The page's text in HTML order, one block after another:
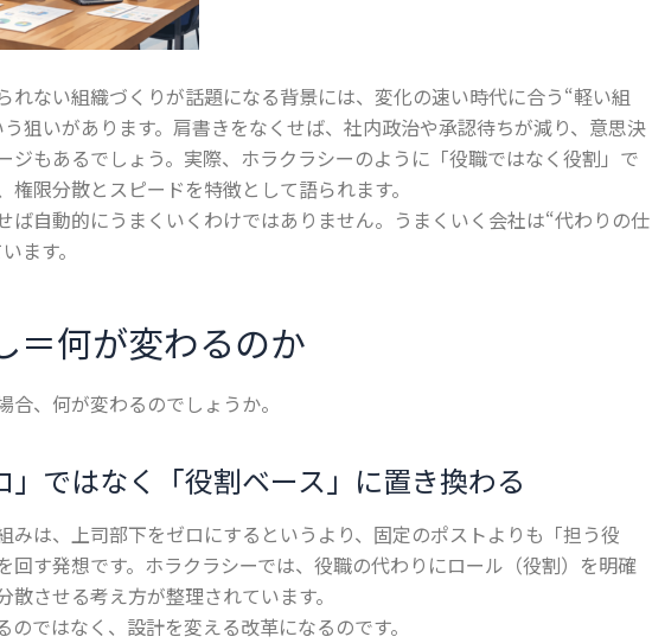
れない組織づくりが話題になる背景には、変化の速い時代に合う“軽い組
狙いがあります。肩書きをなくせば、社内政治や承認待ちが減り、意思決
ジもあるでしょう。実際、ホラクラシーのように「役職ではなく役割」で
権限分散とスピードを特徴として語られます。
ば自動的にうまくいくわけではありません。うまくいく会社は“代わりの仕
ます。
＝何が変わるのか
合、何が変わるのでしょうか。
」ではなく「役割ベース」に置き換わる
みは、上司部下をゼロにするというより、固定のポストよりも「担う役
回す発想です。ホラクラシーでは、役職の代わりにロール（役割）を明確
散させる考え方が整理されています。
のではなく、設計を変える改革になるのです。